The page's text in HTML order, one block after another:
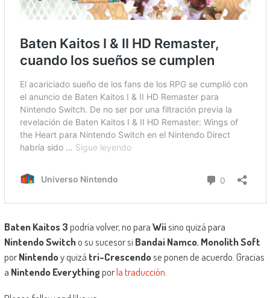
Baten Kaitos 3podría volver, no paraWiisino quizá para
Nintendo Switcho su sucesor siBandai Namco, Monolith Soft
porNintendoy quizá tri-Crescendose ponen de acuerdo. Gracias
a Nintendo Everythingporla traducción